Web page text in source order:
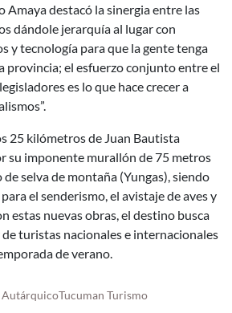
Amaya destacó la sinergia entre las
dándole jerarquía al lugar con
y tecnología para que la gente tenga
provincia; el esfuerzo conjunto entre el
es lo que hace crecer a
25 kilómetros de Juan Bautista
su imponente murallón de 75 metros
selva de montaña (Yungas), siendo
el senderismo, el avistaje de aves y
estas nuevas obras, el destino busca
turistas nacionales e internacionales
de verano.
AutárquicoTucuman Turismo